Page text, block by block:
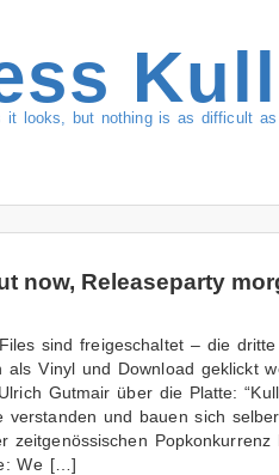
it looks, but nothing is as difficult
now, Releaseparty
sind freigeschaltet – die
Vinyl und Download geklickt
Gutmair über die Platte:
verstanden und bauen sich
zeitgenössischen Popkonkurrenz
We […]